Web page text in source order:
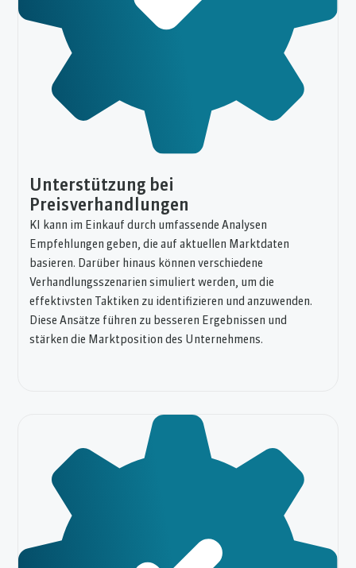
Unterstützung bei
Preisverhandlungen
KI kann im Einkauf durch umfassende Analysen
Empfehlungen geben, die auf aktuellen Marktdaten
basieren. Darüber hinaus können verschiedene
Verhandlungsszenarien simuliert werden, um die
effektivsten Taktiken zu identifizieren und anzuwenden.
Diese Ansätze führen zu besseren Ergebnissen und
stärken die Marktposition des Unternehmens.